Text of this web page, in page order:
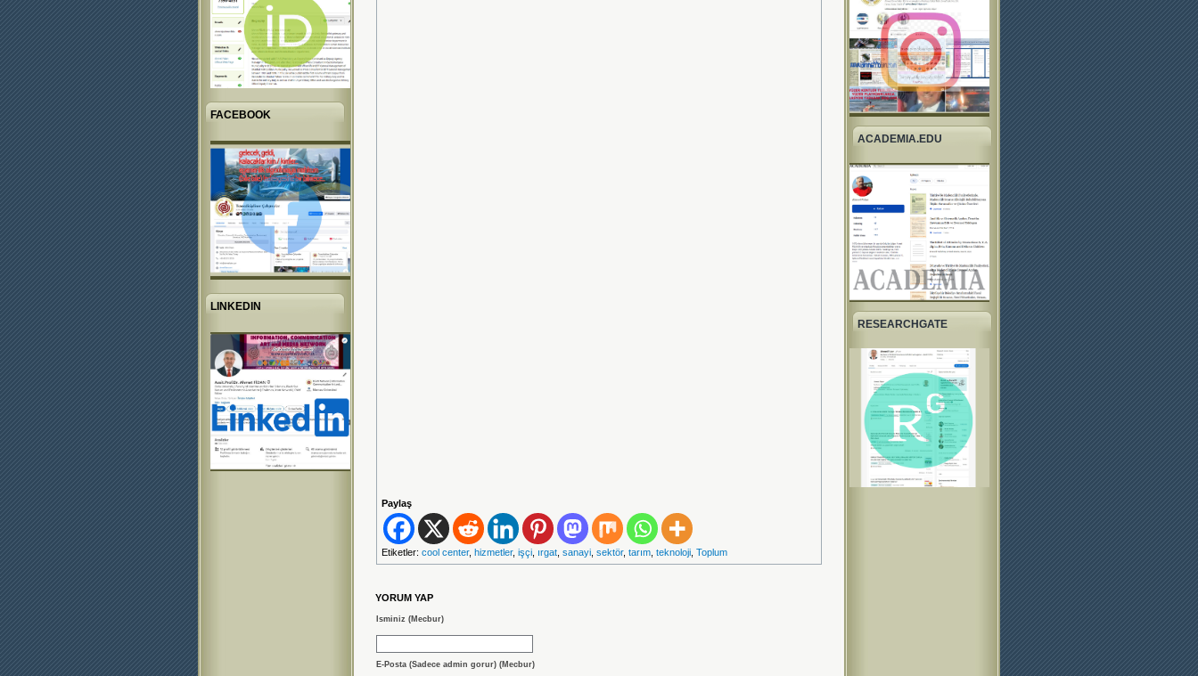
FACEBOOK
LINKEDIN
ACADEMIA.EDU
RESEARCHGATE
Paylaş
Etiketler: cool center, hizmetler, işçi ırgat sanayi sektör, tarım teknoloji Toplum
YORUM YAP
Isminiz (Mecbur)
E-Posta (Sadece admin gorur) (Mecbur)